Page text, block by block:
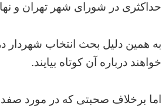
حداکثری در شورای شهر تهران و
به همین دلیل بحث انتخاب
خواهند درباره آن کوتاه بیایند.
اما برخلاف صحبتی که در مورد